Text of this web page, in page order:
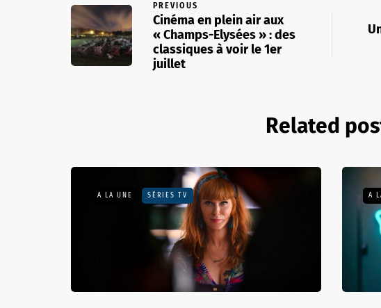
PREVIOUS
Cinéma en plein air aux
« Champs-Elysées » : des
classiques à voir le 1er
juillet
Related
A LA UNE SÉRIES TV A